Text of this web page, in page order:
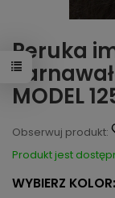
Peruka
MODEL
Obserwuj produkt:
Produkt jest
WYBIERZ KOLOR: